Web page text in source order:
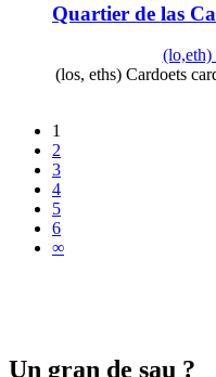
Quartier de las
(lo,eth)
(los, eths) Cardoets
1
2
3
4
5
6
∞
Un gran de sau ?